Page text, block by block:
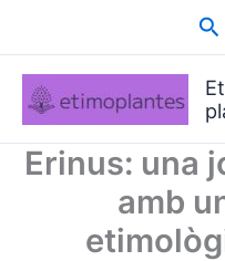
Erinus: una
amb